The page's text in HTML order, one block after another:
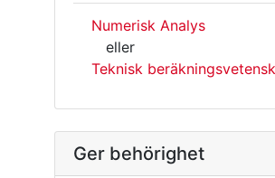
Numerisk Analys
eller
Teknisk
Ger behörighet